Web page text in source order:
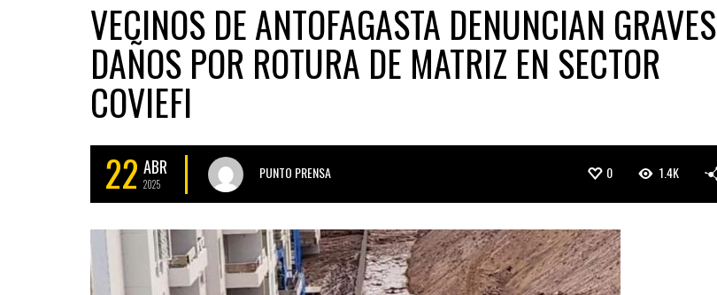
VECINOS DE ANTOFAGASTA DENUNCIAN GRAVES
DAÑOS POR ROTURA DE MATRIZ EN SECTOR
COVIEFI
22 ABR
2025
PUNTO PRENSA 0 1.4K